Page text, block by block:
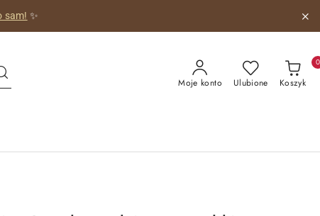
Moje konto Ulubione Koszyk
0